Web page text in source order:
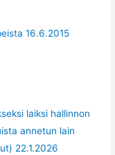
16.6.2015
laiksi hallinnon
annetun lain
22.1.2026